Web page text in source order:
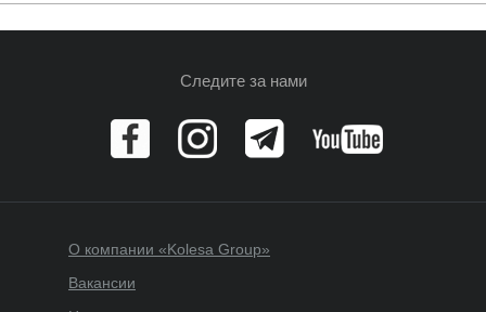
Следите за нами
О компании «Kolesa Group»
Вакансии